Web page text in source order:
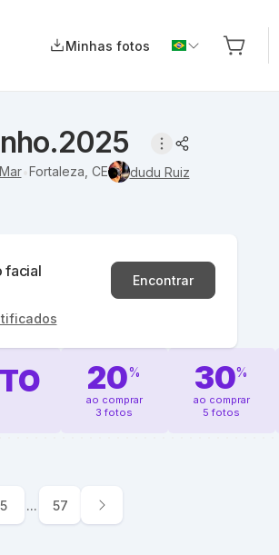
Minhas fotos
• Fortaleza, CE
dudu Ruiz
facial
Encontrar
20%
ao comprar
3 fotos
30%
ao comprar
5 fotos
5 ... 57